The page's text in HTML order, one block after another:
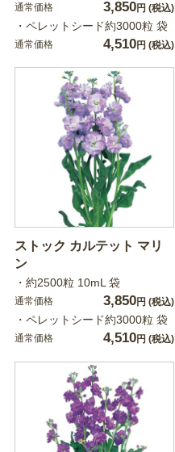
通常価格 3,850円 (税込)
・ペレットシード約3000粒 袋
通常価格 4,510円 (税込)
ストック カルテット マリ
ン
・約2500粒 10mL 袋
通常価格 3,850円 (税込)
・ペレットシード約3000粒 袋
通常価格 4,510円 (税込)